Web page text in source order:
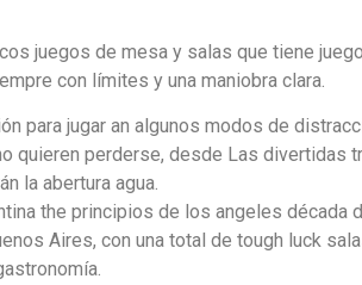
juegos de mesa y salas que tiene
con límites y una maniobra clara.
para jugar an algunos modos de
quieren perderse, desde Las divertidas
la abertura agua.
the principios de los angeles década
Aires, con una total de tough luck